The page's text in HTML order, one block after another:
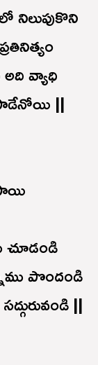
నిలుపుకొని
వ్యాధి
||
సాయి
చూడండి
పొందండి
||